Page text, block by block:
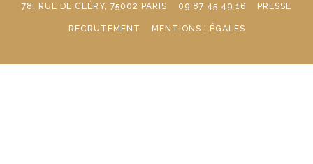
78, RUE DE CLÉRY, 75002 PARIS 09 87 45 49 16 PRESSE
RECRUTEMENT MENTIONS LÉGALES